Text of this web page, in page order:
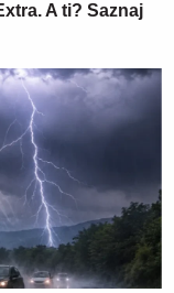
A ti? Saznaj